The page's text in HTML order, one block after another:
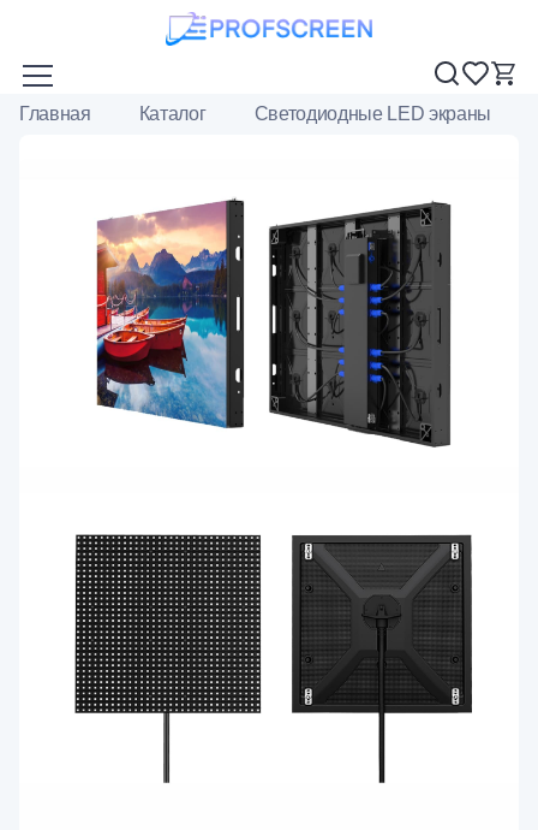
Главная Каталог Светодиодные LED экраны